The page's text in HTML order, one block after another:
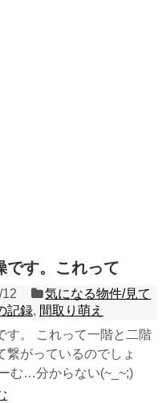
です。これって
気になる物件/見て
記録, 間取り萌え
す。 これって一階と二階
繋がっているのでしょ
む…分からない(~_~;)